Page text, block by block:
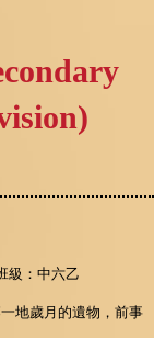
：中六乙
地歲月的遺物，前事